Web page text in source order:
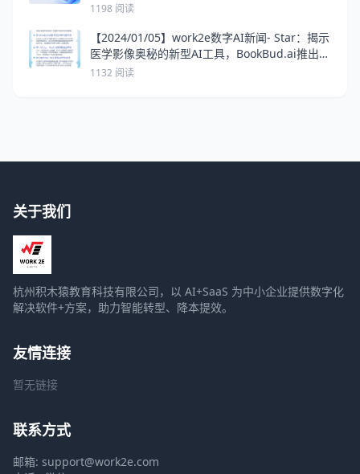
1198 阅读
【2024/01/05】work2e数字AI新闻- Star：揭示
医学影像奥秘的新型AI工具，BookBud.ai推出首
家混合书店与图书馆，OpenAI GPT商店：探索
1132 阅读
关于我们
杭州积木猿教育科技有限公司，以 AI+SaaS 为中小企业提供数字化
解决软件+方案，助力智能转型、降本提效。
友情连接
暂无链接
联系方式
邮箱: support@work2e.com